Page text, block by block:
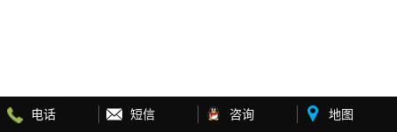
电话 短信 咨询 地图